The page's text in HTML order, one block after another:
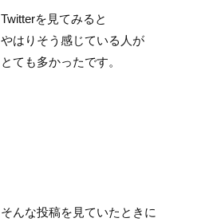
Twitterを見てみると
やはりそう感じている人が
とても多かったです。
そんな投稿を見ていたときに